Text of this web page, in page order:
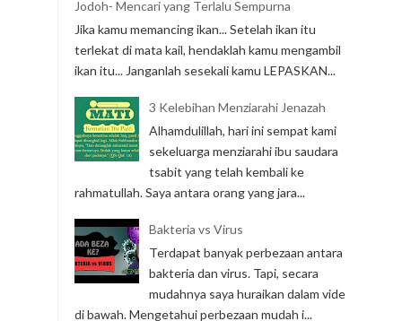
Jodoh- Mencari yang Terlalu Sempurna
Jika kamu memancing ikan... Setelah ikan itu
terlekat di mata kail, hendaklah kamu mengambil
ikan itu... Janganlah sesekali kamu LEPASKAN...
3 Kelebihan Menziarahi Jenazah
Alhamdulillah, hari ini sempat kami
sekeluarga menziarahi ibu saudara
tsabit yang telah kembali ke
rahmatullah. Saya antara orang yang jara...
Bakteria vs Virus
Terdapat banyak perbezaan antara
bakteria dan virus. Tapi, secara
mudahnya saya huraikan dalam video
di bawah. Mengetahui perbezaan mudah i...